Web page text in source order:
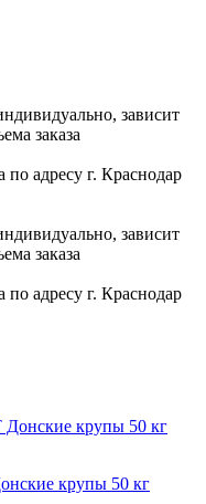
зависит
заказа
адресу г. Краснодар
зависит
заказа
адресу г. Краснодар
крупы 50 кг